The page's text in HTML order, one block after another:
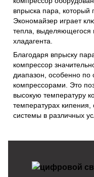
впрыска пара, который
Экономайзер играет
тепла, выделяющегося
хладагента.
Благодаря впрыску
компрессор
диапазон, особенно
компрессорами. Это
высокую температуру
температурах
системы в различных